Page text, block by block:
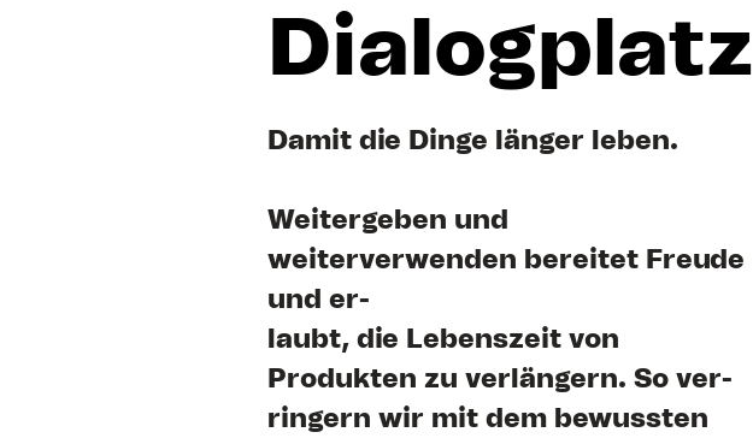
Dialogplatz
Damit die Dinge länger leben.
Weitergeben und
weiterverwenden bereitet Freude
und er-
laubt, die Lebenszeit von
Produkten zu verlängern. So ver-
ringern wir mit dem bewussten